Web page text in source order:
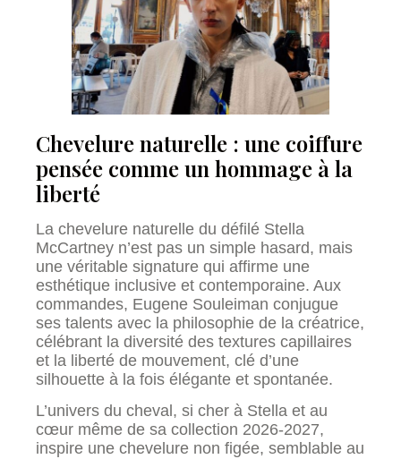
Chevelure naturelle : une coiffure
pensée comme un hommage à la
liberté
La chevelure naturelle du défilé Stella
McCartney n’est pas un simple hasard, mais
une véritable signature qui affirme une
esthétique inclusive et contemporaine. Aux
commandes, Eugene Souleiman conjugue
ses talents avec la philosophie de la créatrice,
célébrant la diversité des textures capillaires
et la liberté de mouvement, clé d’une
silhouette à la fois élégante et spontanée.
L’univers du cheval, si cher à Stella et au
cœur même de sa collection 2026-2027,
inspire une chevelure non figée, semblable au